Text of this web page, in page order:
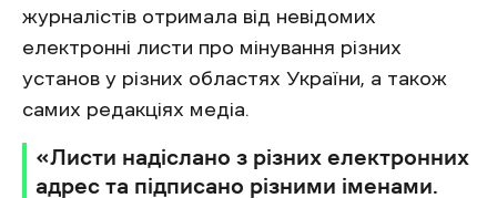
журналістів отримала від невідомих
електронні листи про мінування різних
установ у різних областях України, а також
самих редакціях медіа.
«‎Листи надіслано з різних електронних
адрес та підписано різними іменами.